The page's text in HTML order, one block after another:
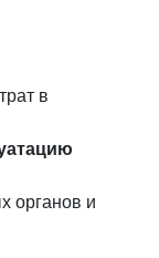
в
органов и